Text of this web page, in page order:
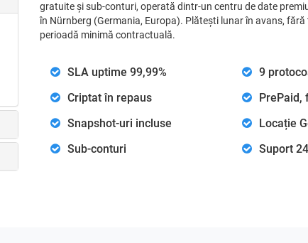
gratuite și sub-conturi, operată dintr-un centru de date
în Nürnberg (Germania, Europa). Plătești lunar în avans,
perioadă minimă contractuală.
SLA uptime 99,99%
Criptat în repaus
Snapshot-uri incluse
Sub-conturi
9
PrePaid,
Locație
Suport